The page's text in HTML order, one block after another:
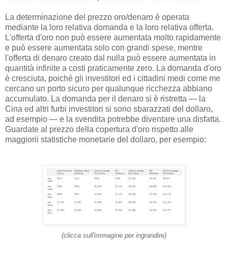
La determinazione del prezzo oro/denaro è operata
mediante la loro relativa domanda e la loro relativa offerta.
L'offerta d'oro non può essere aumentata molto rapidamente
e può essere aumentata solo con grandi spese, mentre
l'offerta di denaro creato dal nulla può essere aumentata in
quantità infinite a costi praticamente zero. La domanda d'oro
è cresciuta, poiché gli investitori ed i cittadini medi come me
cercano un porto sicuro per qualunque ricchezza abbiano
accumulato. La domanda per il denaro si è ristretta — la
Cina ed altri furbi investitori si sono sbarazzati del dollaro,
ad esempio — e la svendita potrebbe diventare una disfatta.
Guardate al prezzo della copertura d'oro rispetto alle
maggiorii statistiche monetarie del dollaro, per esempio:
(clicca sull'immagine per ingrandire)